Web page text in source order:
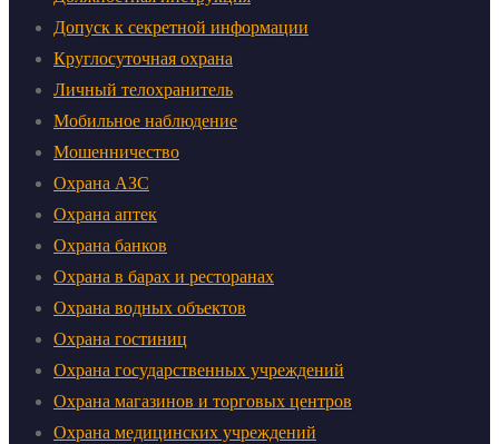
Допуск к секретной информации
Круглосуточная охрана
Личный телохранитель
Мобильное наблюдение
Мошенничество
Охрана АЗС
Охрана аптек
Охрана банков
Охрана в барах и ресторанах
Охрана водных объектов
Охрана гостиниц
Охрана государственных учреждений
Охрана магазинов и торговых центров
Охрана медицинских учреждений